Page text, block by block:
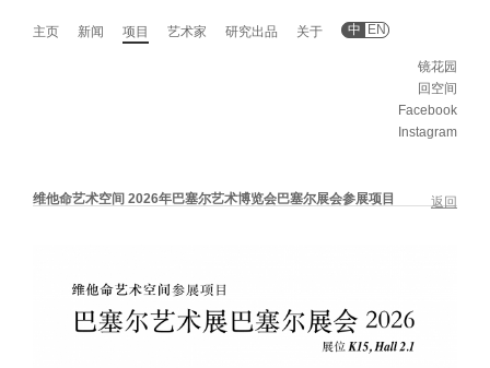
主页 新闻 项目 艺术家 研究出品 关于 中 EN
镜花园
回空间
Facebook
Instagram
返回
维他命艺术空间 2026年巴塞尔艺术博览会巴塞尔展会参展项目